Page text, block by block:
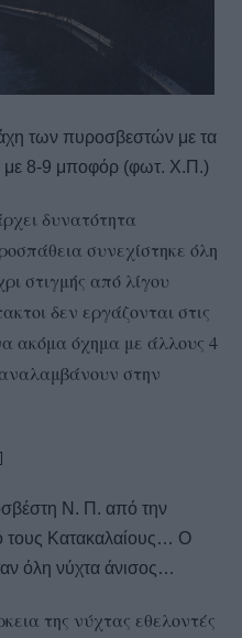
των πυροσβεστών με τα
με 8-9 μποφόρ (φωτ. Χ.Π.)
δυνατότητα
συνεχίστηκε όλη
στιγμής από λίγου
δεν εργάζονται στις
ακόμα όχημα με άλλους 4
στην
Ν. Π. από την
Κατακαλαίους… Ο
όλη νύχτα άνισος…
της νύχτας εθελοντές